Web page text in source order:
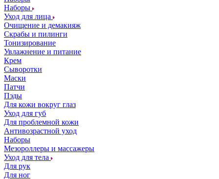
Наборы
Уход для лица
Очищение и демакияж
Скрабы и пилинги
Тонизирование
Увлажнение и питание
Крем
Сыворотки
Маски
Патчи
Пэды
Для кожи вокруг глаз
Уход для губ
Для проблемной кожи
Антивозрастной уход
Наборы
Мезороллеры и массажеры
Уход для тела
Для рук
Для ног